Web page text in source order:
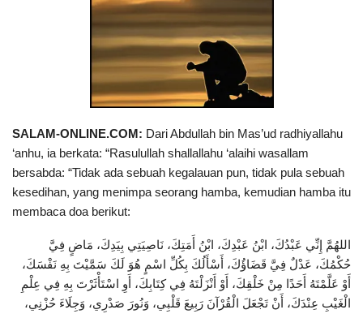
SALAM-ONLINE.COM: Dari Abdullah bin Mas’ud radhiyallahu
‘anhu, ia berkata: “Rasulullah shallallahu ‘alaihi wasallam
bersabda: “Tidak ada sebuah kegalauan pun, tidak pula sebuah
kesedihan, yang menimpa seorang hamba, kemudian hamba itu
membaca doa berikut:
اللهُمَّ إِنِّي عَبْدُكَ، ابْنُ عَبْدِكَ، ابْنُ أَمَتِكَ، نَاصِيَتِي بِيَدِكَ، مَاضٍ فِيَّ
حُكْمُكَ، عَدْلٌ فِيَّ قَضَاؤُكَ، أَسْأَلُكَ بِكُلِّ اسْمٍ هُوَ لَكَ سَمَّيْتَ بِهِ نَفْسَكَ،
أَوْ عَلَّمْتَهُ أَحَدًا مِنْ خَلْقِكَ، أَوْ أَنْزَلْتَهُ فِي كِتَابِكَ، أَوِ اسْتَأْثَرْتَ بِهِ فِي عِلْمِ
الْغَيْبِ عِنْدَكَ، أَنْ تَجْعَلَ الْقُرْآنَ رَبِيعَ قَلْبِي، وَنُورَ صَدْرِي، وَجِلَاءَ حُزْنِي،